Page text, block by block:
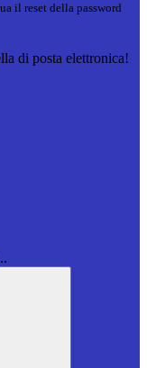
il reset della password
di posta elettronica!